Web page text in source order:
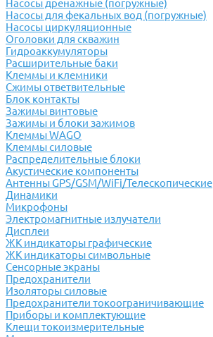
Насосы дренажные (погружные)
Насосы для фекальных вод (погружные)
Насосы циркуляционные
Оголовки для скважин
Гидроаккумуляторы
Расширительные баки
Клеммы и клемники
Cжимы ответвительные
Блок контакты
Зажимы винтовые
Зажимы и блоки зажимов
Клеммы WAGO
Клеммы силовые
Распределительные блоки
Акустические компоненты
Антенны GPS/GSM/WiFi/Телескопические
Динамики
Микрофоны
Электромагнитные излучатели
Дисплеи
ЖК индикаторы графические
ЖК индикаторы символьные
Сенсорные экраны
Предохранители
Изоляторы силовые
Предохранители токоограничивающие
Приборы и комплектующие
Клещи токоизмерительные